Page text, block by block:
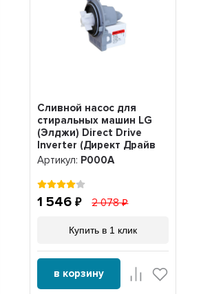
Сливной насос для
стиральных машин LG
(Элджи) Direct Drive
Inverter (Директ Драйв
Инвертер), 30 Ватт,
Р000А
Артикул: Р000А
1 546 2 078
Купить в 1 клик
в корзину